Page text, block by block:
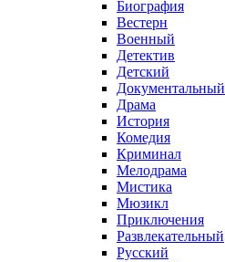
Биография
Вестерн
Военный
Детектив
Детский
Документальный
Драма
История
Комедия
Криминал
Мелодрама
Мистика
Мюзикл
Приключения
Развлекательный
Русский